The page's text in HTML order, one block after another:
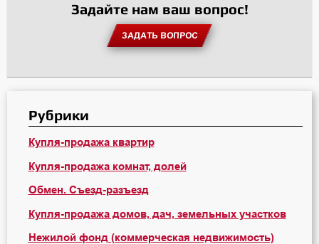
Задайте нам ваш вопрос!
ЗАДАТЬ ВОПРОС
Рубрики
Купля-продажа квартир
Купля-продажа комнат, долей
Обмен. Съезд-разъезд
Купля-продажа домов, дач, земельных участков
Нежилой фонд (коммерческая недвижимость)